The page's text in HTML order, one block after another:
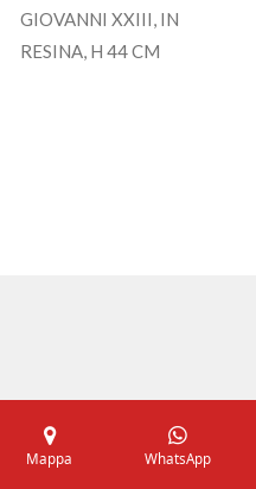
GIOVANNI XXIII, IN
RESINA, H 44 CM
Mappa WhatsApp